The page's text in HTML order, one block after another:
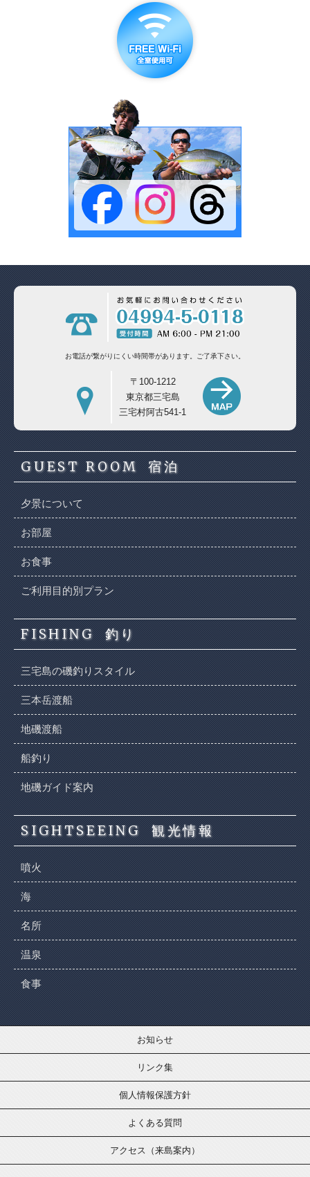
お電話が繋がりにくい時間帯があります。 ご了承下さい。
〒100-1212
東京都三宅島
三宅村阿古541-1
GUEST ROOM 宿泊
夕景について
お部屋
お食事
ご利用目的別プラン
FISHING 釣り
三宅島の磯釣りスタイル
三本岳渡船
地磯渡船
船釣り
地磯ガイド案内
SIGHTSEEING 観光情報
噴火
海
名所
温泉
食事
お知らせ
リンク集
個人情報保護方針
よくある質問
アクセス（来島案内）